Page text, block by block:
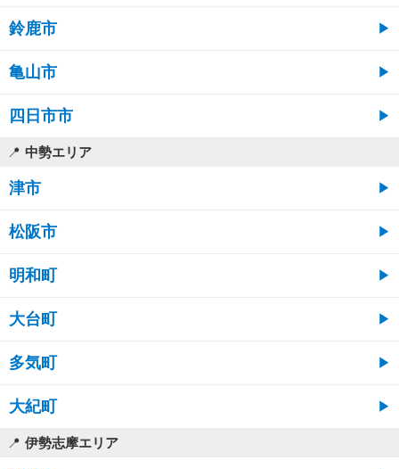
鈴鹿市
亀山市
四日市市
中勢エリア
津市
松阪市
明和町
大台町
多気町
大紀町
伊勢志摩エリア